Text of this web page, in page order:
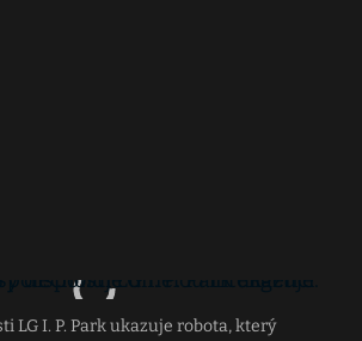
LG I. P. Park ukazuje robota, který